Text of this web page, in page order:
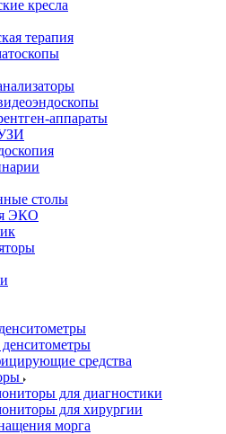
кресла
терапия
аппараты
столы
ЭКО
денситометры
средства
для диагностики
для хирургии
морга